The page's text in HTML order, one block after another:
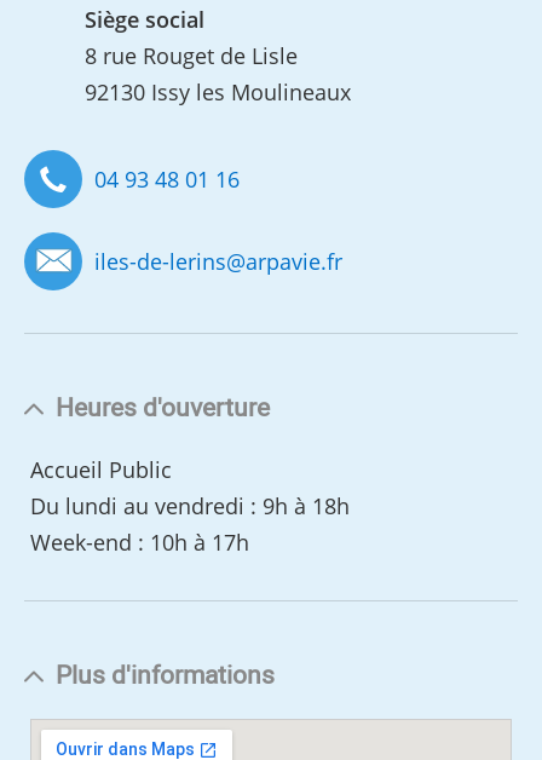
Siège social
8 rue Rouget de Lisle
92130 Issy les Moulineaux
04 93 48 01 16
iles-de-lerins@arpavie.fr
Heures d'ouverture
Accueil Public
Du lundi au vendredi : 9h à 18h
Week-end : 10h à 17h
Plus d'informations